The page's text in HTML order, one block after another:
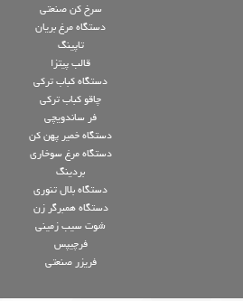
سرخ کن صنعتی
دستگاه مرغ بریان
تاپینگ
قالب پیتزا
دستگاه کباب ترکی
چاقو کباب ترکی
فر ساندویچی
دستگاه خمیر پهن کن
دستگاه مرغ سوخاری
بردینگ
دستگاه بلال تنوری
دستگاه همبرگر زن
شوت سیب زمینی
فرچیپس
فریزر صنعتی